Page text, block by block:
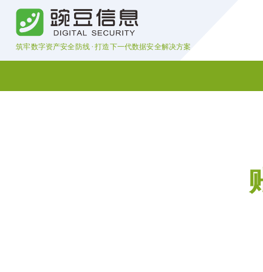
筑牢数字资产安全防线 · 打造下一代数据安全解决方案